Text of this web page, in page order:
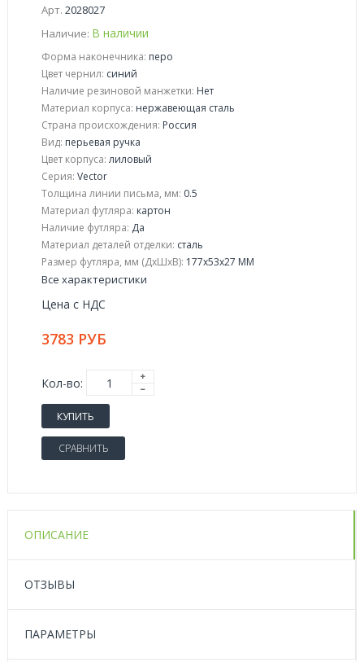
Арт. 2028027
Наличие: В наличии
Форма наконечника: перо
Цвет чернил: синий
Наличие резиновой манжетки: Нет
Материал корпуса: нержавеющая сталь
Страна происхождения: Россия
Вид: перьевая ручка
Цвет корпуса: лиловый
Серия: Vector
Толщина линии письма, мм: 0.5
Материал футляра: картон
Наличие футляра: Да
Материал деталей отделки: сталь
Размер футляра, мм (ДхШхВ): 177x53x27 ММ
Все характеристики
Цена с НДС
3783 РУБ
Кол-во:
КУПИТЬ
СРАВНИТЬ
ОПИСАНИЕ
ОТЗЫВЫ
ПАРАМЕТРЫ